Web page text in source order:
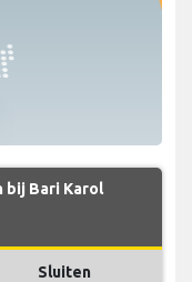
bij Bari Karol
Sluiten